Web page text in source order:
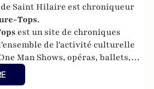
Saint Hilaire est chroniqueur
Tops.
est un site de chroniques
de l'activité culturelle
Man Shows, opéras, ballets,
divers, cinéma, expos, livres,